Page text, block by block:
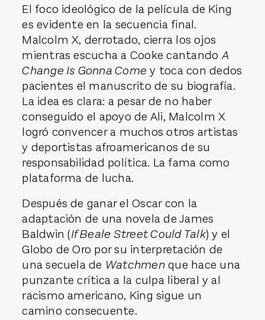
El foco ideológico de la película de King
es evidente en la secuencia final.
Malcolm X, derrotado, cierra los ojos
mientras escucha a Cooke cantandoA
Change Is Gonna Come y toca con dedos
pacientes el manuscrito de su biografía.
La idea es clara: a pesar de no haber
conseguido el apoyo de Ali, Malcolm X
logró convencer a muchos otros artistas
y deportistas afroamericanos de su
responsabilidad política. La fama como
plataforma de lucha.
Después de ganar el Oscar con la
adaptación de una novela de James
Baldwin (If Beale Street Could Talk) y el
Globo de Oro por su interpretación de
una secuela de Watchmenque hace una
punzante crítica a la culpa liberal y al
racismo americano, King sigue un
camino consecuente.